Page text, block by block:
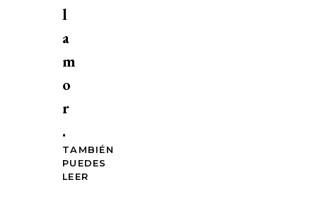
l
a
m
o
r
.
TAMBIÉN
PUEDES
LEER